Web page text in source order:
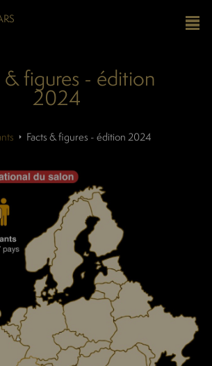
& figures - édition
2024
Facts & figures - édition 2024